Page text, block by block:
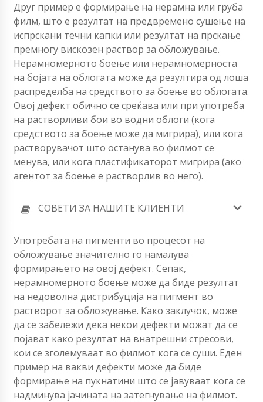
Друг пример е формирање на нерамна или груба
филм, што е резултат на предвремено сушење на
испрскани течни капки или резултат на прскање
премногу вискозен раствор за обложување.
Нерамномерното боење или нерамномерноста
на бојата на облогата може да резултира од лоша
распределба на средството за боење во облогата.
Овој дефект обично се среќава или при употреба
на растворливи бои во водни облоги (кога
средството за боење може да мигрира), или кога
растворувачот што останува во филмот се
менува, или кога пластификаторот мигрира (ако
агентот за боење е растворлив во него).
СОВЕТИ ЗА НАШИТЕ КЛИЕНТИ
Употребата на пигменти во процесот на
обложување значително го намалува
формирањето на овој дефект. Сепак,
нерамномерното боење може да биде резултат
на недоволна дистрибуција на пигмент во
растворот за обложување. Како заклучок, може
да се забележи дека некои дефекти можат да се
појават како резултат на внатрешни стресови,
кои се зголемуваат во филмот кога се суши. Еден
пример на вакви дефекти може да биде
формирање на пукнатини што се јавуваат кога се
надминува јачината на затегнување на филмот.